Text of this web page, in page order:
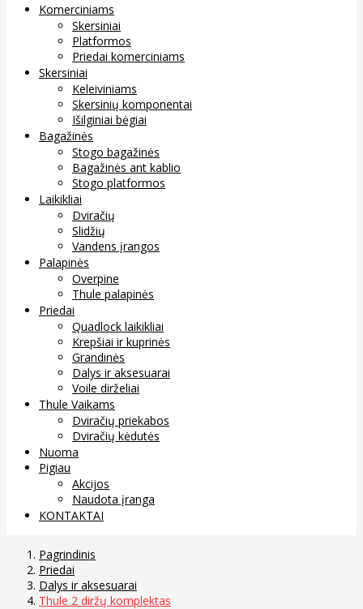
Komerciniams
Skersiniai
Platformos
Priedai komerciniams
Skersiniai
Keleiviniams
Skersinių komponentai
Išilginiai bėgiai
Bagažinės
Stogo bagažinės
Bagažinės ant kablio
Stogo platformos
Laikikliai
Dviračių
Slidžių
Vandens įrangos
Palapinės
Overpine
Thule palapinės
Priedai
Quadlock laikikliai
Krepšiai ir kuprinės
Grandinės
Dalys ir aksesuarai
Voile dirželiai
Thule Vaikams
Dviračių priekabos
Dviračių kėdutės
Nuoma
Pigiau
Akcijos
Naudota įranga
KONTAKTAI
Pagrindinis
Priedai
Dalys ir aksesuarai
Thule 2 diržų komplektas